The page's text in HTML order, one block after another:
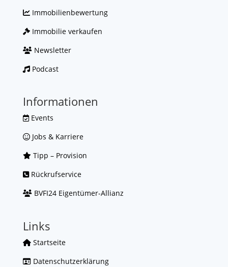
Immobilienbewertung
Immobilie verkaufen
Newsletter
Podcast
Informationen
Events
Jobs & Karriere
Tipp – Provision
Rückrufservice
BVFI24 Eigentümer-Allianz
Links
Startseite
Datenschutzerklärung